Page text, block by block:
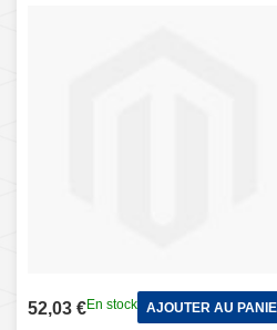
52,03 €En stock AJOUTER AU